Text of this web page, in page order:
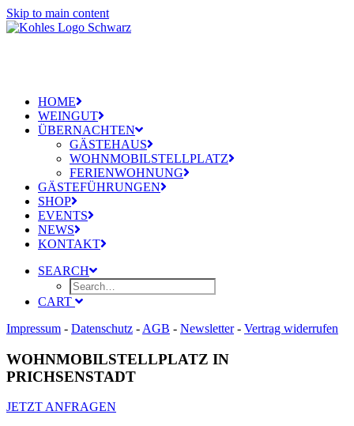
Skip to main content
HOME
WEINGUT
ÜBERNACHTEN
GÄSTEHAUS
WOHNMOBILSTELLPLATZ
FERIENWOHNUNG
GÄSTEFÜHRUNGEN
SHOP
EVENTS
NEWS
KONTAKT
SEARCH
CART
Impressum - Datenschutz - AGB - Newsletter- Vertrag widerrufen
WOHNMOBILSTELLPLATZ IN
PRICHSENSTADT
JETZT ANFRAGEN